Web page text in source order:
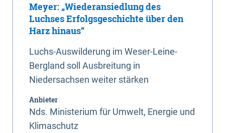
Meyer: „Wiederansiedlung des
Luchses Erfolgsgeschichte über den
Harz hinaus“
Luchs-Auswilderung im Weser-Leine-
Bergland soll Ausbreitung in
Niedersachsen weiter stärken
Anbieter
Nds. Ministerium für Umwelt, Energie und
Klimaschutz